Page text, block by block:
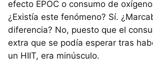
efecto EPOC o consumo de
¿Existía este fenómeno? Sí.
diferencia? No, puesto que el
extra que se podía esperar tras
un HIIT, era minúsculo.